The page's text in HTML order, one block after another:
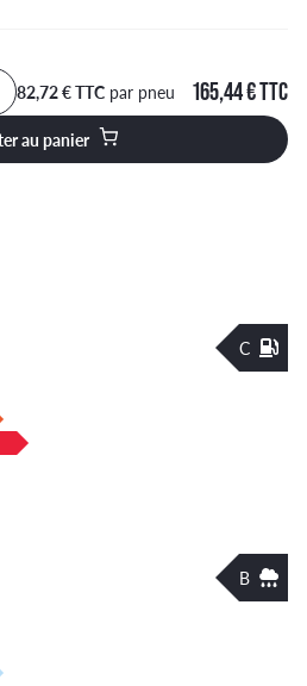
à ajouter au panier
82,72 € TTC par pneu 165,44 € TTC
au panier
C
B